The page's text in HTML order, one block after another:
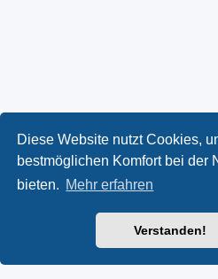
Diese Website nutzt Cookies,
bestmöglichen Komfort bei der
bieten. Mehr erfahren
Verstanden!